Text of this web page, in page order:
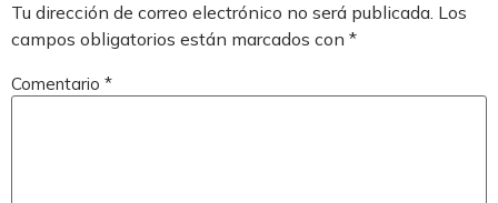
Tu dirección de correo electrónico no será publicada. Los
campos obligatorios están marcados con *
Comentario *